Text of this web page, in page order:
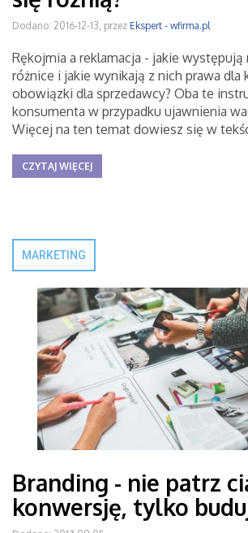
Dodano: 2016-12-13, przez Ekspert - wfirma.pl
Rękojmia a reklamacja - jakie występują
różnice i jakie wynikają z nich prawa dla
obowiązki dla sprzedawcy? Oba te
konsumenta w przypadku ujawnienia
Więcej na ten temat dowiesz się w
CZYTAJ WIĘCEJ
MARKETING
Branding - nie patrz
konwersję, tylko